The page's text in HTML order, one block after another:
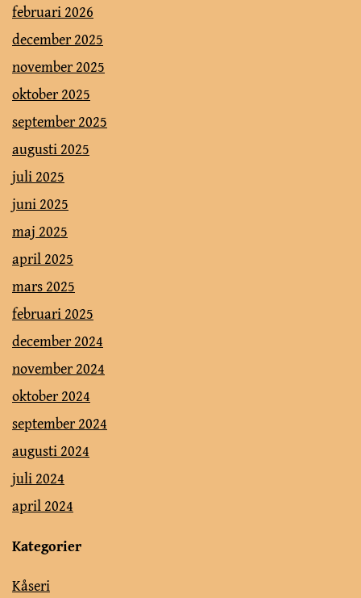
februari 2026
december 2025
november 2025
oktober 2025
september 2025
augusti 2025
juli 2025
juni 2025
maj 2025
april 2025
mars 2025
februari 2025
december 2024
november 2024
oktober 2024
september 2024
augusti 2024
juli 2024
april 2024
Kategorier
Kåseri